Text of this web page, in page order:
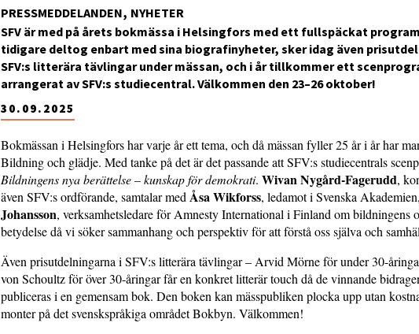
PRESSMEDDELANDEN NYHETER
30.09.2025
SFV är med på årets bokmässa i Helsingfors med ett fullspäckat
tidigare deltog enbart med sina biografinyheter, sker idag även
SFV:s litterära tävlingar under mässan, och i år tillkommer ett
arrangerat av SFV:s studiecentral. Välkommen den 23–26 oktober!
Bokmässan i Helsingfors har varje år ett tema, och då mässan fyller 25 år i år har
Bildning och glädje. Med tanke på det är det passande att SFV:s studiecentrals
Bildningens nya berättelse – kunskap för demokrati. Wivan Nygård-Fagerudd,
även SFV:s ordförande, samtalar med Åsa Wikforss, ledamot i Svenska
Johansson, verksamhetsledare för Amnesty International i Finland om bildningens
betydelse då vi söker sammanhang och perspektiv för att förstå oss själva och
Även prisutdelningarna i SFV:s litterära tävlingar – Arvid Mörne för under 30-
von Schoultz för över 30-åringar får en konkret litterär touch då de vinnande
publiceras i en gemensam bok. Den boken kan mässpubliken plocka upp utan
monter på det svenskspråkiga området Bokbyn. Välkommen!